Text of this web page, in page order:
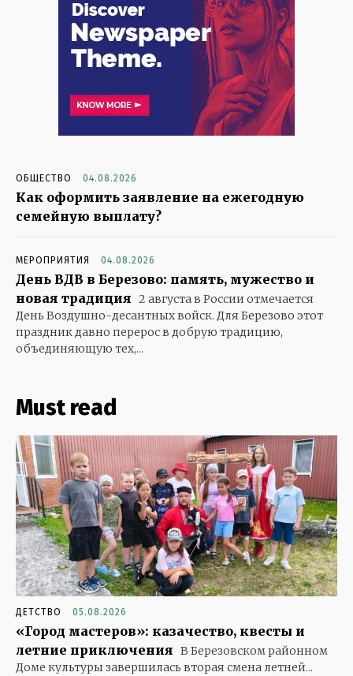
ОБЩЕСТВО 04.08.2026
Как оформить заявление на ежегодную
семейную выплату?
МЕРОПРИЯТИЯ 04.08.2026
День ВДВ в Березово: память, мужество и
новая традиция 2 августа в России отмечается
День Воздушно-десантных войск. Для Березово этот
праздник давно перерос в добрую традицию,
объединяющую тех,...
Must read
ДЕТСТВО 05.08.2026
«Город мастеров»: казачество, квесты и
летние приключения В Березовском районном
Доме культуры завершилась вторая смена летней...